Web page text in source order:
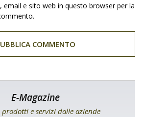
email e sito web in questo browser per la
E-Magazine
prodotti e servizi dalle aziende